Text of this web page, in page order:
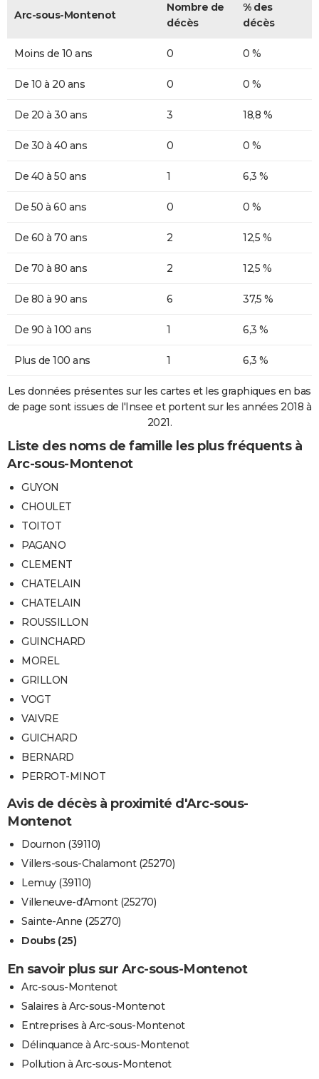
Arc-sous-Montenot
Nombre de
décès
% des
décès
Moins de 10 ans 0 0 %
De 10 à 20 ans 0 0 %
De 20 à 30 ans 3 18,8 %
De 30 à 40 ans 0 0 %
De 40 à 50 ans 1 6,3 %
De 50 à 60 ans 0 0 %
De 60 à 70 ans 2 12,5 %
De 70 à 80 ans 2 12,5 %
De 80 à 90 ans 6 37,5 %
De 90 à 100 ans 1 6,3 %
Plus de 100 ans 1 6,3 %
Les données présentes sur les cartes et les graphiques en bas
de page sont issues de l'Insee et portent sur les années 2018 à
2021.
Liste des noms de famille les plus fréquents à
Arc-sous-Montenot
GUYON
CHOULET
TOITOT
PAGANO
CLEMENT
CHATELAIN
CHATELAIN
ROUSSILLON
GUINCHARD
MOREL
GRILLON
VOGT
VAIVRE
GUICHARD
BERNARD
PERROT-MINOT
Avis de décès à proximité d'Arc-sous-
Montenot
Dournon (39110)
Villers-sous-Chalamont (25270)
Lemuy (39110)
Villeneuve-d'Amont (25270)
Sainte-Anne (25270)
Doubs (25)
En savoir plus sur Arc-sous-Montenot
Arc-sous-Montenot
Salaires à Arc-sous-Montenot
Entreprises à Arc-sous-Montenot
Délinquance à Arc-sous-Montenot
Pollution à Arc-sous-Montenot